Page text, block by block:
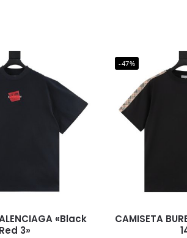
«Black
Red 3»
-47%
CAMISETA